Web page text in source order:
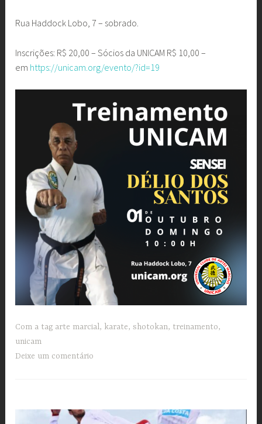
Rua Haddock Lobo, 7 – sobrado.
Inscrições: R$ 20,00 – Sócios da UNICAM R$ 10,00 –
em https://unicam.org/evento/?id=19
Com a tag arte marcial, karate,shotokan, treinamento,
unicam
Deixe um comentário